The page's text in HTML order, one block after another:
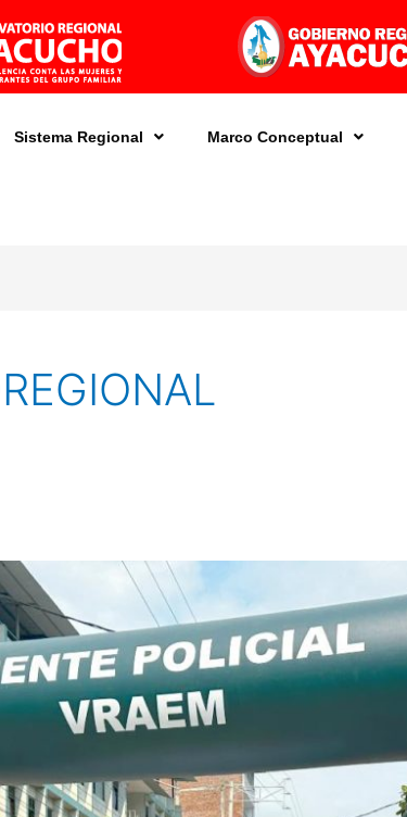
Sistema Regional Marco Conceptual